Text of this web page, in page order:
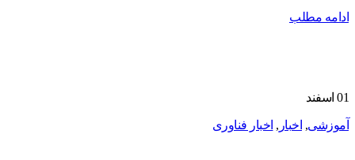
ادامه مطلب
01 اسفند
آموزشی, اخبار , اخبار فناوری